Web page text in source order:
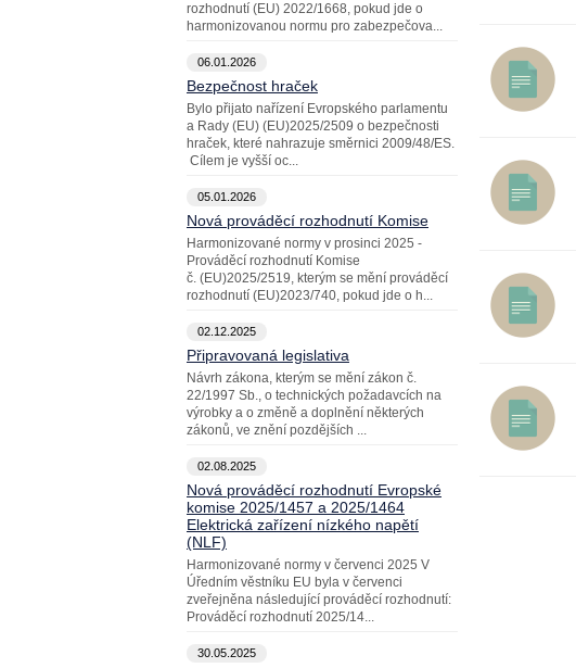
rozhodnutí (EU) 2022/1668, pokud jde o
harmonizovanou normu pro zabezpečova...
06.01.2026
Bezpečnost hraček
Bylo přijato nařízení Evropského parlamentu
a Rady (EU) (EU)2025/2509 o bezpečnosti
hraček, které nahrazuje směrnici 2009/48/ES.
Cílem je vyšší oc...
05.01.2026
Nová prováděcí rozhodnutí Komise
Harmonizované normy v prosinci 2025 -
Prováděcí rozhodnutí Komise
č. (EU)2025/2519, kterým se mění prováděcí
rozhodnutí (EU)2023/740, pokud jde o h...
02.12.2025
Připravovaná legislativa
Návrh zákona, kterým se mění zákon č.
22/1997 Sb., o technických požadavcích na
výrobky a o změně a doplnění některých
zákonů, ve znění pozdějších ...
02.08.2025
Nová prováděcí rozhodnutí Evropské
komise 2025/1457 a 2025/1464
Elektrická zařízení nízkého napětí
(NLF)
Harmonizované normy v červenci 2025 V
Úředním věstníku EU byla v červenci
zveřejněna následující prováděcí rozhodnutí:
Prováděcí rozhodnutí 2025/14...
30.05.2025